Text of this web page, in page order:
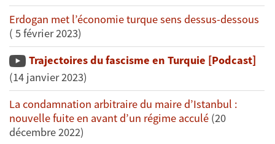
Erdogan met l’économie turque sens dessus-dessous
( 5 février 2023)
Trajectoires du fascisme en Turquie [Podcast]
(14 janvier 2023)
La condamnation arbitraire du maire d’Istanbul :
nouvelle fuite en avant d’un régime acculé (20
décembre 2022)